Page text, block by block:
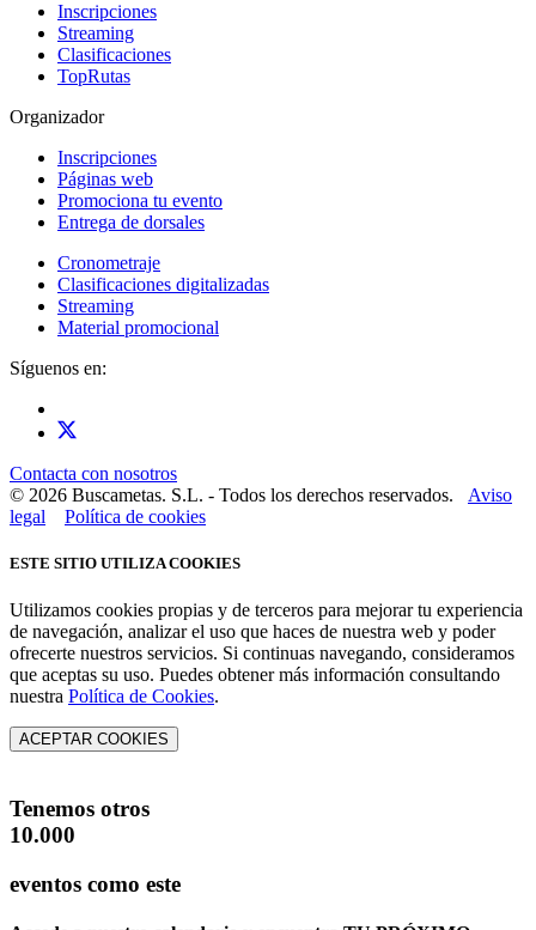
Inscripciones
Streaming
Clasificaciones
TopRutas
Organizador
Inscripciones
Páginas web
Promociona tu evento
Entrega de dorsales
Cronometraje
Clasificaciones digitalizadas
Streaming
Material promocional
Síguenos en:
Contacta con nosotros
© 2026 Buscametas. S.L. - Todos los derechos reservados. Aviso
legal
Política de cookies
ESTE SITIO UTILIZA COOKIES
Utilizamos cookies propias y de terceros para mejorar tu experiencia
de navegación, analizar el uso que haces de nuestra web y poder
ofrecerte nuestros servicios. Si continuas navegando, consideramos
que aceptas su uso. Puedes obtener más información consultando
nuestra Política de Cookies.
ACEPTAR COOKIES
Tenemos otros
10.000
eventos como este